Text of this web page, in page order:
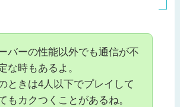
バーの性能以外でも通信が不
な時もあるよ。
ときは4人以下でプレイして
もカクつくことがあるね。